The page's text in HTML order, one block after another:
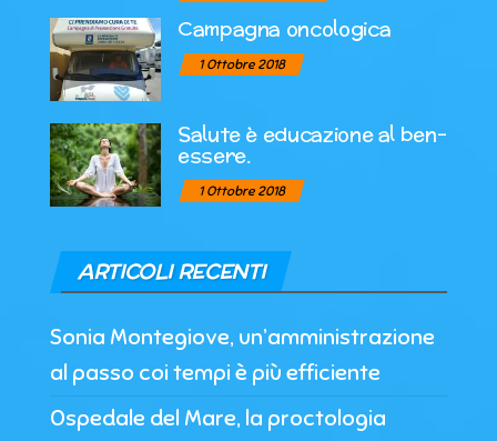
Campagna oncologica
1 Ottobre 2018
Salute è educazione al ben-
essere.
1 Ottobre 2018
ARTICOLI RECENTI
Sonia Montegiove, un’amministrazione
al passo coi tempi è più efficiente
Ospedale del Mare, la proctologia